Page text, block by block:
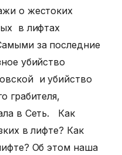
о жестоких
в лифтах
за последние
убийство
и убийство
грабителя,
в Сеть. Как
в лифте? Как
? Об этом наша